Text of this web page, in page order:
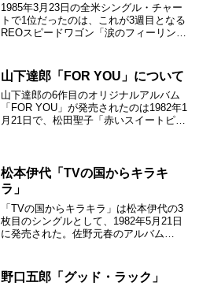
1985年3月23日の全米シングル・チャー
トで1位だったのは、これが3週目となる
REOスピードワゴン「涙のフィーリン
アー・ザ・ワールド」である。当時の全
米シングル・チ...
山下達郎「FOR YOU」について
山下達郎の6作目のオリジナルアルバム
「FOR YOU」が発売されたのは1982年1
月21日で、松田聖子「赤いスイートピ
チフレーズ...
松本伊代「TVの国からキラキ
ラ」
「TVの国からキラキラ」は松本伊代の3
枚目のシングルとして、1982年5月21日
に発売された。佐野元春のアルバム
ル・マッカートニー＆スティーヴィー・
野口五郎「グッド・ラック」